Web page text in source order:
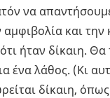
να
και την
ήταν δίκαιη.
ένα λάθος. (Κι
δίκαιη,